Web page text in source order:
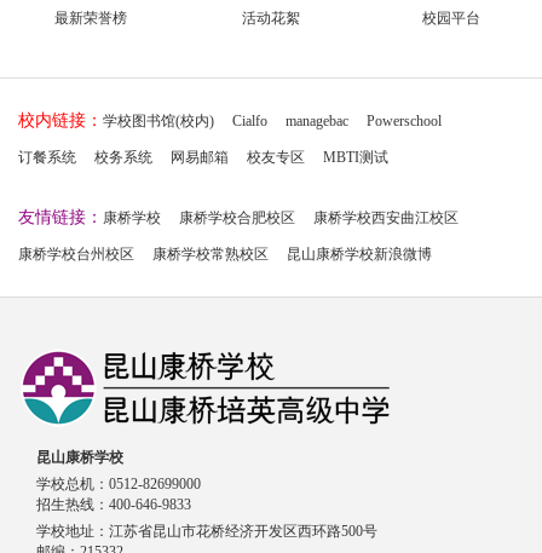
最新荣誉榜 活动花絮 校园平台
校内链接： 学校图书馆(校内) Cialfo managebac Powerschool
订餐系统 校务系统 网易邮箱 校友专区 MBTI测试
友情链接： 康桥学校 康桥学校合肥校区 康桥学校西安曲江校区
康桥学校台州校区 康桥学校常熟校区 昆山康桥学校新浪微博
昆山康桥学校
学校总机：0512-82699000
招生热线：400-646-9833
学校地址：江苏省昆山市花桥经济开发区西环路500号